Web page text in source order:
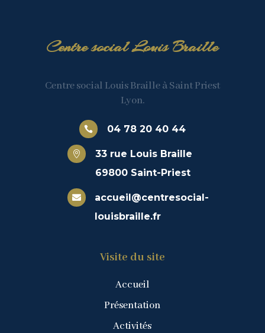
Centre social Louis Braille
Centre social Louis Braille à Saint Priest
Lyon.
 04 78 20 40 44

33 rue Louis Braille
69800 Saint-Priest

accueil@centresocial-
louisbraille.fr
Visite du site
Accueil
Présentation
Activités